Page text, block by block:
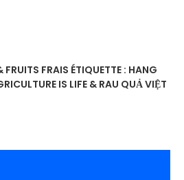
FRUITS FRAIS ÉTIQUETTE : HANG
IS LIFE & RAU QUẢ VIỆT